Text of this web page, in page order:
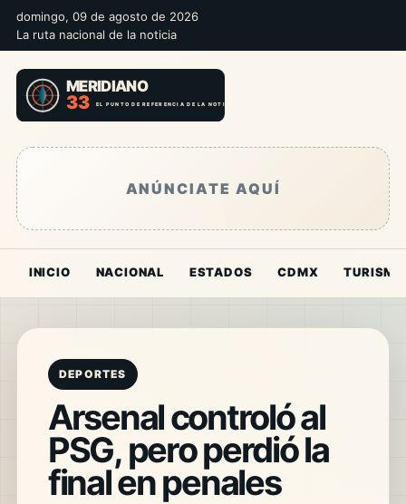
domingo, 09 de agosto de 2026
La ruta nacional de la noticia
ANÚNCIATE AQUÍ
INICIO NACIONAL ESTADOS CDMX TURISMO
DEPORTES
Arsenal controló al
PSG, pero perdió la
final en penales